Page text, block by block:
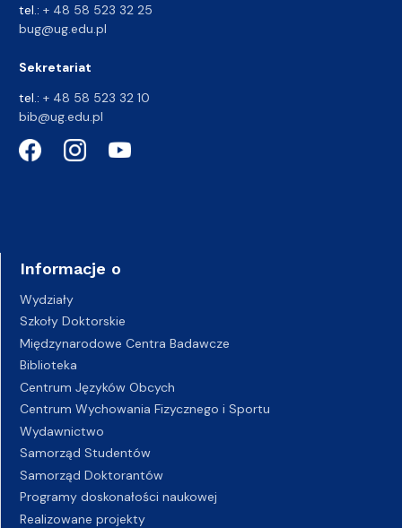
tel.: + 48 58 523 32 25
bug@ug.edu.pl
Sekretariat
tel.: + 48 58 523 32 10
bib@ug.edu.pl
Informacje o
Wydziały
Szkoły Doktorskie
Międzynarodowe Centra Badawcze
Biblioteka
Centrum Języków Obcych
Centrum Wychowania Fizycznego i Sportu
Wydawnictwo
Samorząd Studentów
Samorząd Doktorantów
Programy doskonałości naukowej
Realizowane projekty